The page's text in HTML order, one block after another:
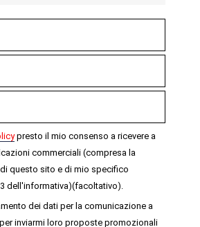
presto il mio consenso a ricevere a
commerciali (compresa la
questo sito e di mio specifico
dell'informativa)(facoltativo).
dei dati per la comunicazione a
inviarmi loro proposte promozionali